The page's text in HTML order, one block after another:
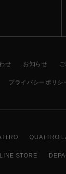
せ お知らせ
プライバシーポリシ
QUATTRO
STORE